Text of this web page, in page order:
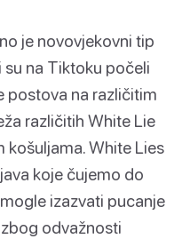
je novovjekovni tip
na Tiktoku počeli
postova na različitim
različitih White Lie
košuljama. White Lies
koje čujemo do
izazvati pucanje
odvažnosti